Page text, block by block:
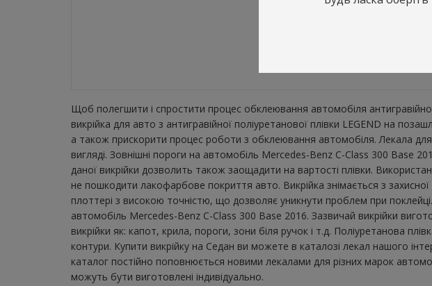
Щоб полегшити і спростити процес обклеювання автомобіля
викрійка для авто з антигравійної поліуретанової плівки LEGEND на
а також прискорити процес роботи з обклеювання автомобіля. Лекала
вигляді. Зовнішні пороги на автомобіль Mercedes-Benz C-Class 300
даної викрійки дозволить також заощадити на вартості плівки.
не пошкодити лакофарбове покриття авто. Викрійка знімається з
плоттері з високою точністю, що дозволяє уникнути проблем при
автомобіль Mercedes-Benz C-Class 300 Base 2016. Зазвичай викрійки
викрійки як: капот, крила, пороги, зони біля ручок і т.д. Поліуретанова
контури. Купити викрійку на Седан ви можете в каталозі лекал нашого
каталог постійно поповнюється новими лекалами для різних марок
можуть бути виготовлені індивідуально.